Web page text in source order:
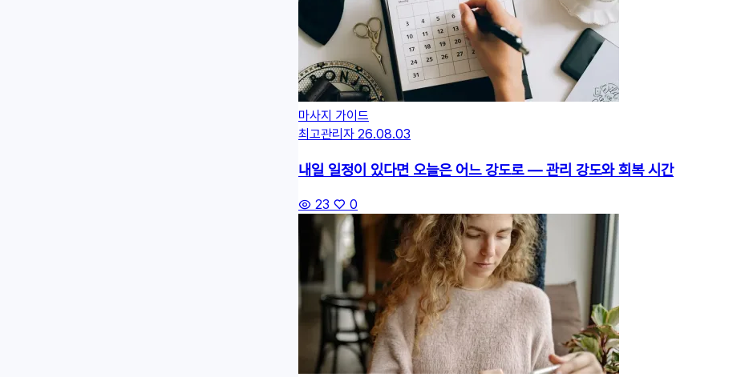
마사지 가이드
최고관리자26.08.03
내일 일정이 있다면 오늘은 어느 강도로 — 관리 강도와 회복 시간
23 0